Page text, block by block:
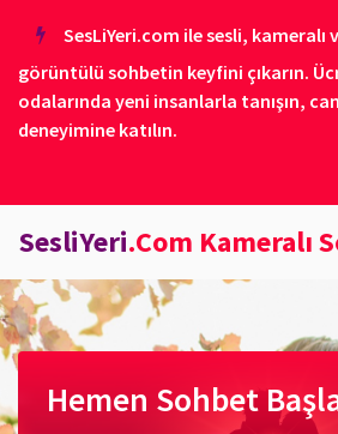
SesLiYeri.com ile sesli, kameralı
görüntülü sohbetin keyfini çıkarın.
odalarında yeni insanlarla tanışın,
deneyimine katılın.
SesliYeri.Com Kameralı
Hemen Sohbet